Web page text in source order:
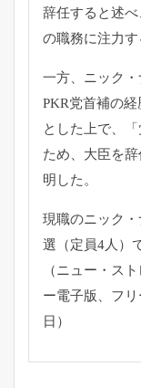
辞任すると述べ
の職務に注力
一方、ニック・
PKR党首補の
とした上で、
ため、 大臣を
明した。
現職のニック
選（定員4人）
（ニュー・ス
ー電子版、 フ
日）